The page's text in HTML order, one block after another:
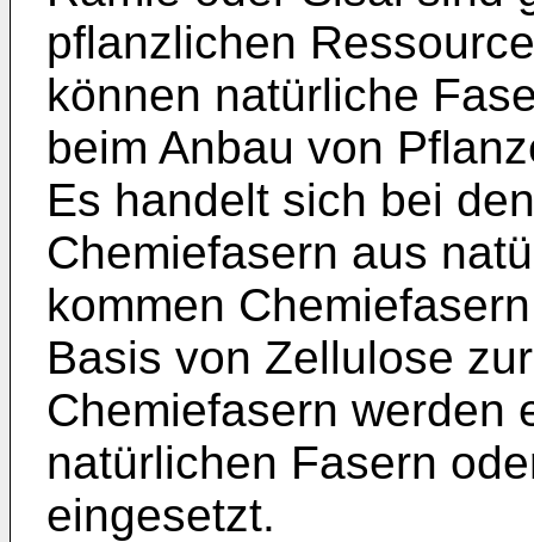
pflanzlichen
können natürliche
beim Anbau von
Es handelt sich bei
Chemiefasern aus
kommen
Basis von Zellulose
Chemiefasern werden
natürlichen Fasern
eingesetzt.